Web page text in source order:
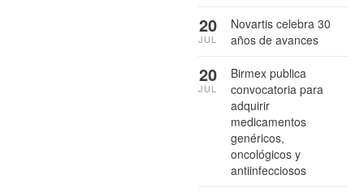
Novartis celebra 30
años de avances
20
JUL
Birmex publica
convocatoria para
adquirir
medicamentos
genéricos,
oncológicos y
antiinfecciosos
20
JUL